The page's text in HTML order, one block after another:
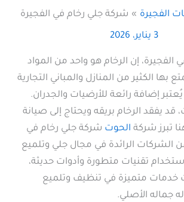
الفجيرة شركة جلي رخام في الفجيرة
3 يناير، 2026
إن الرخام هو واحد من المواد
بها الكثير من المنازل والمباني التجارية
إضافة رائعة للأرضيات والجدران.
قد يفقد الرخام بريقه ويحتاج إلى صيانة
تبرز شركة الحوت شركة جلي رخام في
الشركات الرائدة في مجال جلي وتلميع
تقنيات متطورة وأدوات حديثة،
خدمات متميزة في تنظيف وتلميع
جماله الأصلي.